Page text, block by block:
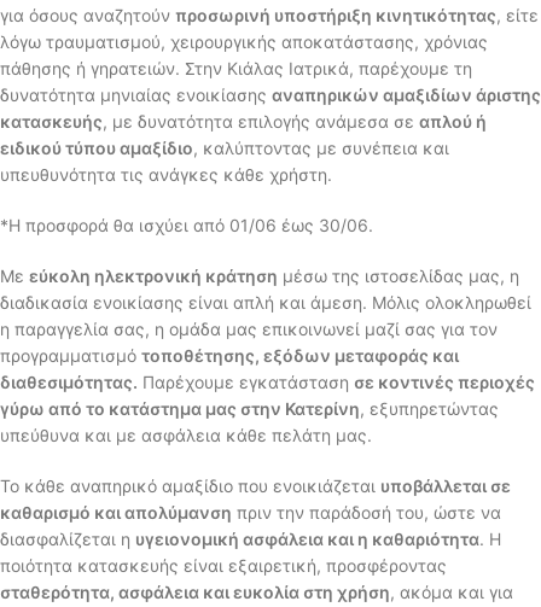
για όσους αναζητούν προσωρινή υποστήριξη κινητικότητας, είτε
λόγω τραυματισμού, χειρουργικής αποκατάστασης, χρόνιας
πάθησης ή γηρατειών. Στην Κιάλας Ιατρικά, παρέχουμε τη
δυνατότητα μηνιαίας ενοικίασης αναπηρικών αμαξιδίων άριστης
κατασκευής, με δυνατότητα επιλογής ανάμεσα σε απλού ή
ειδικού τύπου αμαξίδιο, καλύπτοντας με συνέπεια και
υπευθυνότητα τις ανάγκες κάθε χρήστη.
*Η προσφορά θα ισχύει από 01/06 έως 30/06.
Με εύκολη ηλεκτρονική κράτηση μέσω της ιστοσελίδας μας, η
διαδικασία ενοικίασης είναι απλή και άμεση. Μόλις ολοκληρωθεί
η παραγγελία σας, η ομάδα μας επικοινωνεί μαζί σας για τον
προγραμματισμό τοποθέτησης, εξόδων μεταφοράς και
διαθεσιμότητας. Παρέχουμε εγκατάσταση σε κοντινές περιοχές
γύρω από το κατάστημα μας στην Κατερίνη, εξυπηρετώντας
υπεύθυνα και με ασφάλεια κάθε πελάτη μας.
Το κάθε αναπηρικό αμαξίδιο που ενοικιάζεται υποβάλλεται σε
καθαρισμό και απολύμανση πριν την παράδοσή του, ώστε να
διασφαλίζεται η υγειονομική ασφάλεια και η καθαριότητα. Η
ποιότητα κατασκευής είναι εξαιρετική, προσφέροντας
σταθερότητα, ασφάλεια και ευκολία στη χρήση, ακόμα και για